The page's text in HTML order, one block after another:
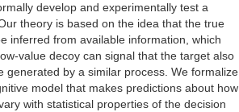
develop and experimentally test a
theory is based on the idea that the true
inferred from available information, which
value decoy can signal that the target also
generated by a similar process. We formalize
model that makes predictions about how
with statistical properties of the decision